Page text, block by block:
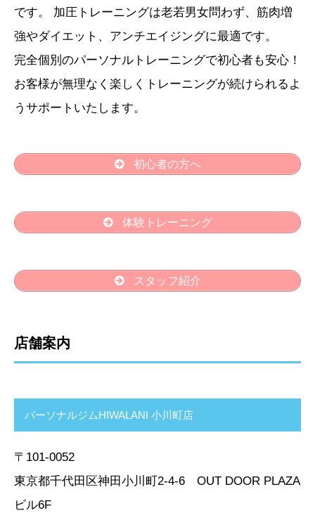
です。 加圧トレーニングは老若男女問わず、筋肉増
強やダイエット、アンチエイジングに最適です。
完全個別のパーソナルトレーニングで初心者も安心！
お客様が無理なく楽しくトレーニングが続けられるよ
うサポートいたします。
初心者の方へ
体験トレーニング
スタッフ紹介
店舗案内
パーソナルジムHIWALANI 小川町店
〒101-0052
東京都千代田区神田小川町2-4-6 OUT DOOR PLAZA
ビル6F